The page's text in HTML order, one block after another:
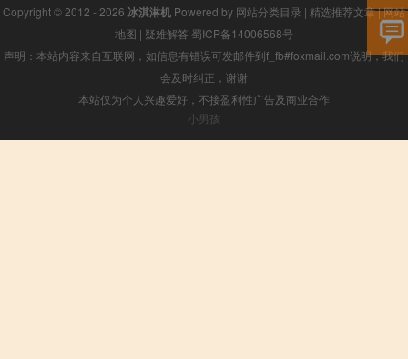
Copyright © 2012 - 2026 冰淇淋机 Powered by 网站分类目录 | 精选推荐文章|网站
地图 | 疑难解答 蜀ICP备14006568号
声明：本站内容来自互联网，如信息有错误可发邮件到f_fb#foxmail.com说明，我们
会及时纠正，谢谢
本站仅为个人兴趣爱好，不接盈利性广告及商业合作
小男孩